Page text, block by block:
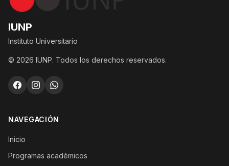
IUNP
Instituto Universitario
© 2026 IUNP. Todos los derechos reservados.
NAVEGACIÓN
Inicio
Programas académicos